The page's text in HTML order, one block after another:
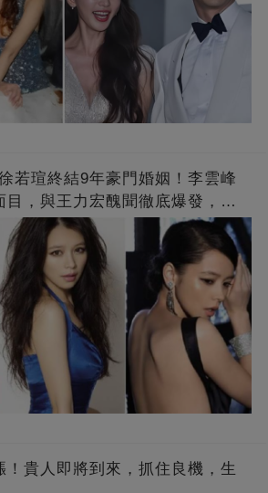
若瑄終結9年豪門婚姻！李雲峰
目，與王力宏醜聞徹底爆發，原
真的 ！
！貴人即將到來，抓住良機，生